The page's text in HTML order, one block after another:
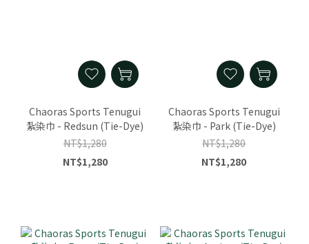
Chaoras Sports Tenugui
紮染巾 - Redsun (Tie-Dye)
NT$1,280
NT$1,280
Chaoras Sports Tenugui
紮染巾 - Park (Tie-Dye)
NT$1,280
NT$1,280